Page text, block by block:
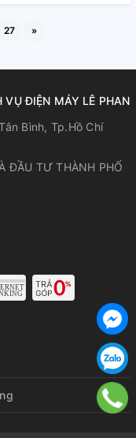
27 »
VỤ ĐIỆN MÁY LÊ PHAN
Bình, Tp.Hồ Chí
ĐẦU TƯ THÀNH PHỐ